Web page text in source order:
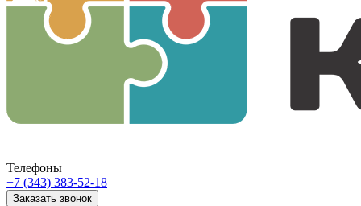
Телефоны
+7 (343) 383-52-18
Заказать звонок